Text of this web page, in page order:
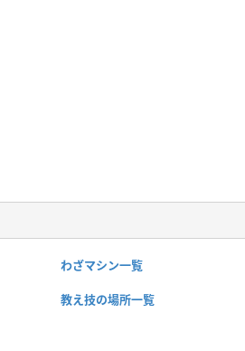
わざマシン一覧
教え技の場所一覧